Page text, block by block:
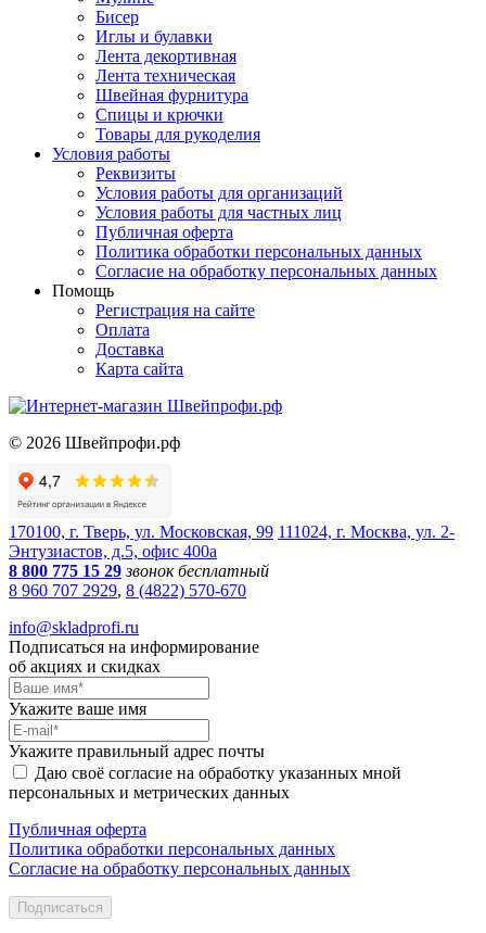
Бисер
Иглы и булавки
Лента декортивная
Лента техническая
Швейная фурнитура
Спицы и крючки
Товары для рукоделия
Условия работы
Реквизиты
Условия работы для организаций
Условия работы для частных лиц
Публичная оферта
Политика обработки персональных данных
Согласие на обработку персональных данных
Помощь
Регистрация на сайте
Оплата
Доставка
Карта сайта
© 2026 Швейпрофи.рф
170100, г. Тверь, ул. Московская, 99 111024, г. Москва, ул. 2-
Энтузиастов, д.5, офис 400а
8 800 775 15 29 звонок бесплатный
8 960 707 2929, 8 (4822) 570-670
info@skladprofi.ru
Подписаться на информирование
об акциях и скидках
Укажите ваше имя
Укажите правильный адрес почты
Даю своё согласие на обработку указанных мной
персональных и метрических данных
Публичная оферта
Политика обработки персональных данных
Согласие на обработку персональных данных
Подписаться